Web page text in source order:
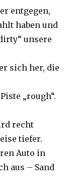
entgegen,
haben und
unsere
sich her, die
„rough“.
recht
tiefer.
Auto in
aus – Sand